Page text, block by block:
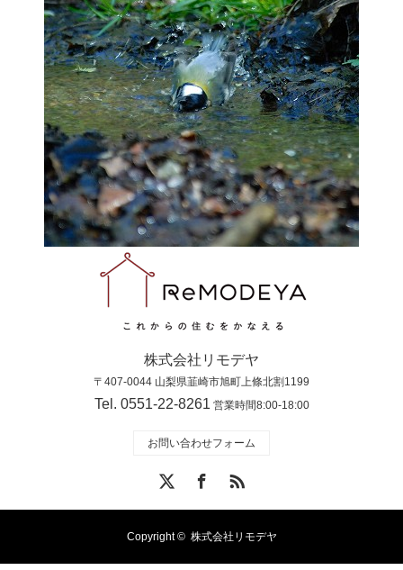
株式会社リモデヤ
〒407-0044 山梨県韮崎市旭町上條北割1199
Tel. 0551-22-8261 営業時間8:00-18:00
お問い合わせフォーム
RSS
Copyright © 株式会社リモデヤ